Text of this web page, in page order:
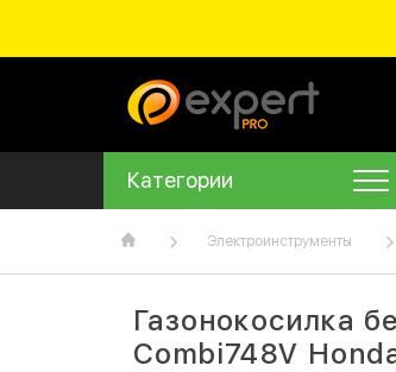
Категории
Электроинструменты
Газонокосилка
Combi748V